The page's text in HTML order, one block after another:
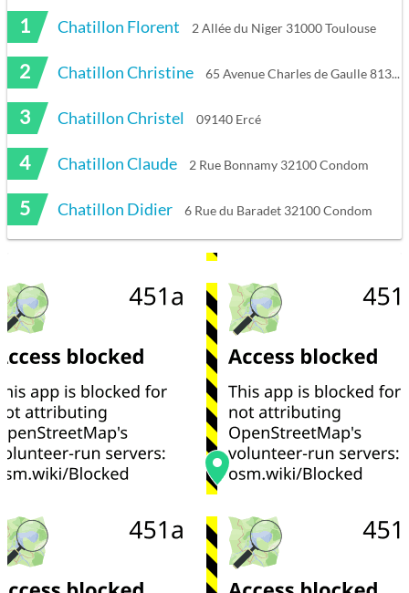
1 Chatillon Florent 2 Allée du Niger 31000 Toulouse
2 Chatillon Christine 65 Avenue Charles de Gaulle 81300 Graulhet
3 Chatillon Christel 09140 Ercé
4 Chatillon Claude 2 Rue Bonnamy 32100 Condom
5 Chatillon Didier 6 Rue du Baradet 32100 Condom